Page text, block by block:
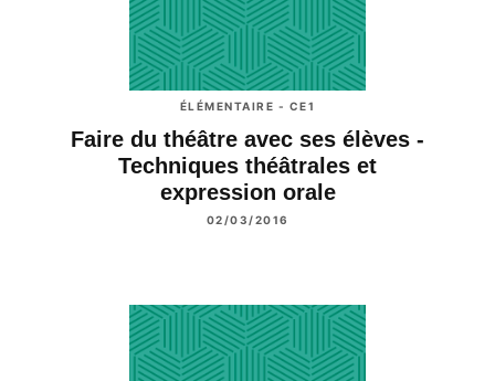
ÉLÉMENTAIRE - CE1
Faire du théâtre avec ses élèves -
Techniques théâtrales et
expression orale
02/03/2016